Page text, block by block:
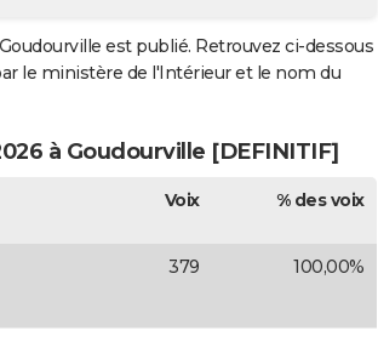
est publié. Retrouvez ci-dessous
le ministère de l'Intérieur et le nom du
à Goudourville [DEFINITIF]
Voix % des voix
379 100,00%